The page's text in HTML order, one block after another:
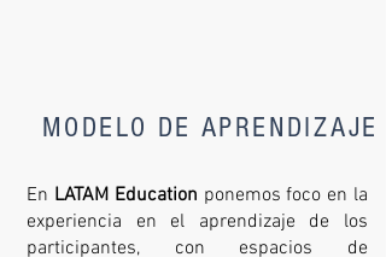
MODELO DE APRENDIZAJE
En LATAM Education ponemos foco en la
experiencia en el aprendizaje de los
participantes, con espacios de